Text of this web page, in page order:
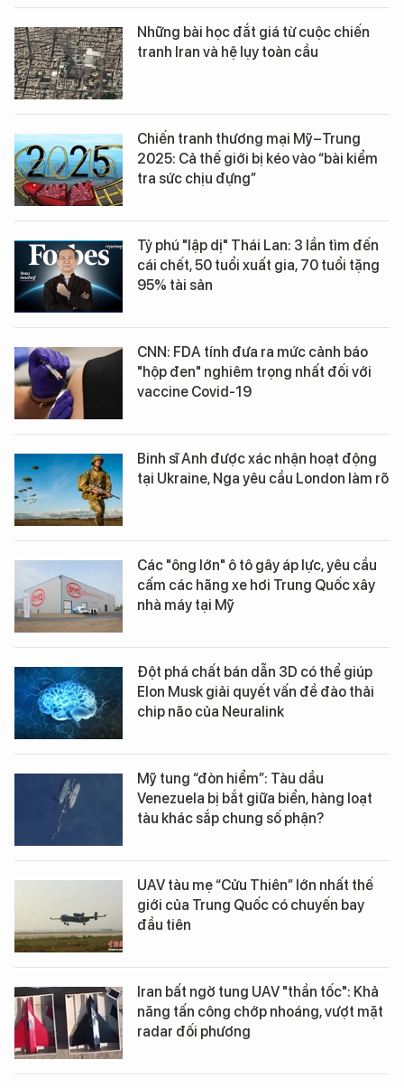
Những bài học đắt giá từ cuộc chiến
tranh Iran và hệ lụy toàn cầu
Chiến tranh thương mại Mỹ–Trung
2025: Cả thế giới bị kéo vào “bài kiểm
tra sức chịu đựng”
Tỷ phú "lập dị" Thái Lan: 3 lần tìm đến
cái chết, 50 tuổi xuất gia, 70 tuổi tặng
95% tài sản
CNN: FDA tính đưa ra mức cảnh báo
"hộp đen" nghiêm trọng nhất đối với
vaccine Covid-19
Binh sĩ Anh được xác nhận hoạt động
tại Ukraine, Nga yêu cầu London làm rõ
Các "ông lớn" ô tô gây áp lực, yêu cầu
cấm các hãng xe hơi Trung Quốc xây
nhà máy tại Mỹ
Đột phá chất bán dẫn 3D có thể giúp
Elon Musk giải quyết vấn đề đào thải
chip não của Neuralink
Mỹ tung “đòn hiểm”: Tàu dầu
Venezuela bị bắt giữa biển, hàng loạt
tàu khác sắp chung số phận?
UAV tàu mẹ “Cửu Thiên” lớn nhất thế
giới của Trung Quốc có chuyến bay
đầu tiên
Iran bất ngờ tung UAV "thần tốc": Khả
năng tấn công chớp nhoáng, vượt mặt
radar đối phương